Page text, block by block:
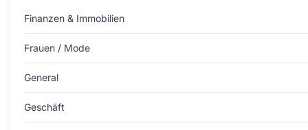
Finanzen & Immobilien
Frauen / Mode
General
Geschäft